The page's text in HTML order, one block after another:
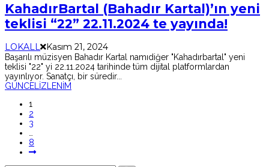
KahadırBartal (Bahadır Kartal)’ın yeni
teklisi “22” 22.11.2024 te yayında!
LOKALL Kasım 21, 2024
Başarılı müzisyen Bahadır Kartal namıdiğer "Kahadırbartal" yeni
teklisi "22" yi 22.11.2024 tarihinde tüm dijital platformlardan
yayınlıyor. Sanatçı, bir süredir...
GÜNCEL İZLENİM
1
2
3
8